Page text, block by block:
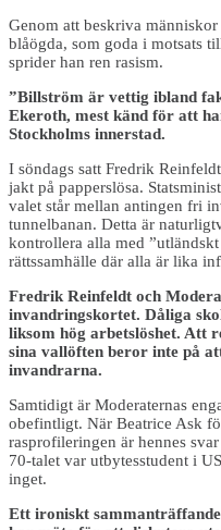
Genom att beskriva
blåögda, som goda i motsats
sprider han ren rasism.
”Billström är vettig ibland
Ekeroth, mest känd för att
Stockholms innerstad.
I söndags satt Fredrik
jakt på papperslösa.
valet står mellan antingen fri
tunnelbanan. Detta är
kontrollera alla med
rättssamhälle där alla är lika
Fredrik Reinfeldt och
invandringskortet. Dåliga
liksom hög arbetslöshet. Att
sina vallöften beror inte på
invandrarna.
Samtidigt är Moderaternas
obefintligt. När Beatrice Ask
rasprofileringen är hennes
70-talet var utbytesstudent i
inget.
Ett ironiskt